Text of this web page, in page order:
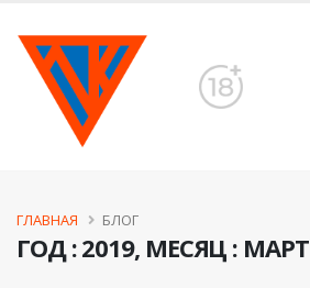
ГОД : 2019, МЕСЯЦ : МАРТ
ГЛАВНАЯ БЛОГ